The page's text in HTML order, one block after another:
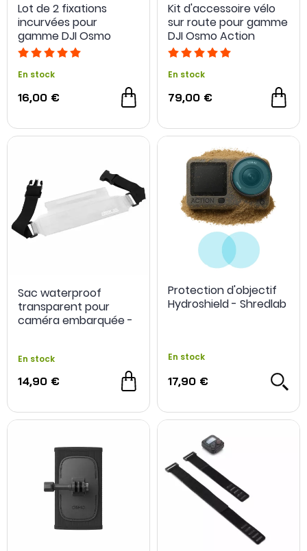
Lot de 2 fixations
incurvées pour
gamme DJI Osmo
Action
En stock
16,00 €
Kit d'accessoire vélo
sur route pour gamme
DJI Osmo Action
En stock
79,00 €
Sac waterproof
transparent pour
caméra embarquée -
En stock
14,90 €
Protection d'objectif
Hydroshield - Shredlab
En stock
17,90 €